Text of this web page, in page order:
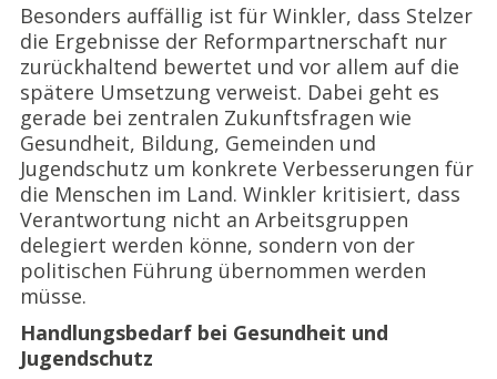
Besonders auffällig ist für Winkler, dass Stelzer
die Ergebnisse der Reformpartnerschaft nur
zurückhaltend bewertet und vor allem auf die
spätere Umsetzung verweist. Dabei geht es
gerade bei zentralen Zukunftsfragen wie
Gesundheit, Bildung, Gemeinden und
Jugendschutz um konkrete Verbesserungen für
die Menschen im Land. Winkler kritisiert, dass
Verantwortung nicht an Arbeitsgruppen
delegiert werden könne, sondern von der
politischen Führung übernommen werden
müsse.
Handlungsbedarf bei Gesundheit und
Jugendschutz